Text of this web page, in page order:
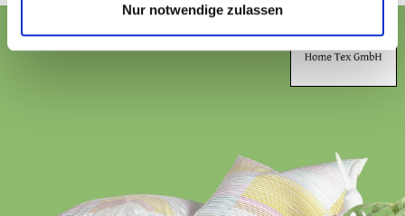
Nur notwendige zulassen